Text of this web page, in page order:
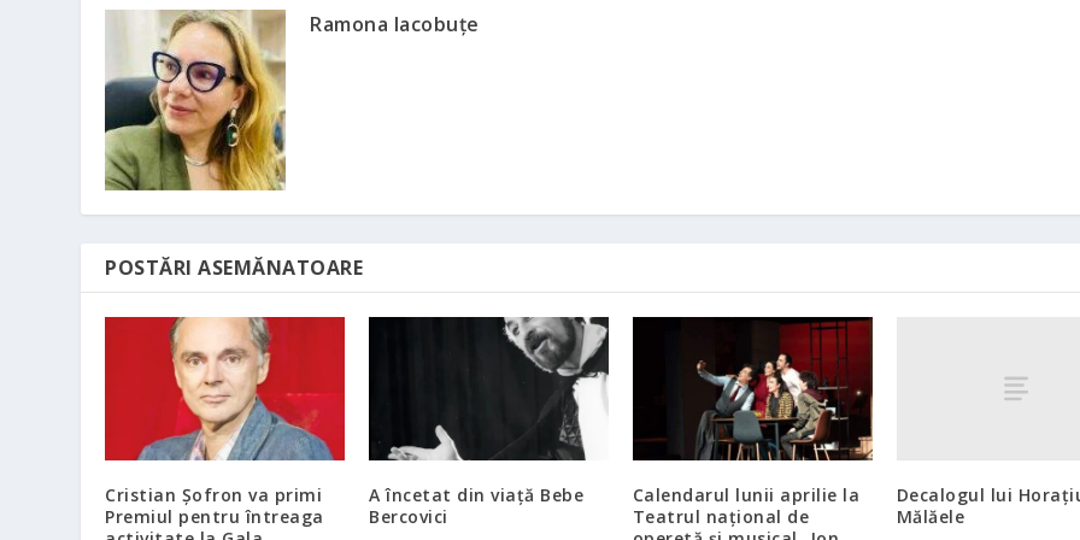
Ramona Iacobuțe
POSTĂRI ASEMĂNATOARE
Cristian Șofron va primi
Premiul pentru întreaga
A încetat din viață Bebe
Bercovici
Calendarul lunii aprilie la
Teatrul național de
Decalogul lui
Mălăele